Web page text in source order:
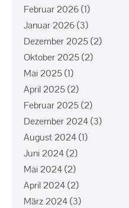
Februar 2026(1)
Januar 2026(3)
Dezember 2025(2)
Oktober 2025(2)
Mai 2025(1)
April 2025(2)
Februar 2025(2)
Dezember 2024(3)
August 2024(1)
Juni 2024(2)
Mai 2024(2)
April 2024(2)
März 2024(3)